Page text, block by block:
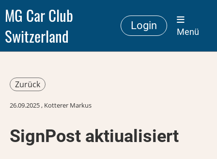
MG Car Club
Switzerland
Login
Menü
Zurück
26.09.2025, Kotterer Markus
SignPost aktiualisiert